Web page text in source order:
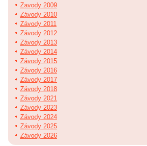
Zavody 2009
Závody 2010
Závody 2011
Závody 2012
Závody 2013
Závody 2014
Závody 2015
Závody 2016
Závody 2017
Závody 2018
Závody 2021
Závody 2023
Závody 2024
Závody 2025
Závody 2026